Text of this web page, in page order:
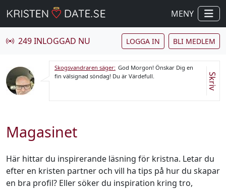
MENY
249 INLOGGAD NU LOGGA IN BLI MEDLEM
Skogsvandraren säger: God Morgon! Önskar Dig en
fin välsignad söndag! Du är Värdefull.
Skriv
Magasinet
Här hittar du inspirerande läsning för kristna. Letar du
efter en kristen partner och vill ha tips på hur du skapar
en bra profil? Eller söker du inspiration kring tro,